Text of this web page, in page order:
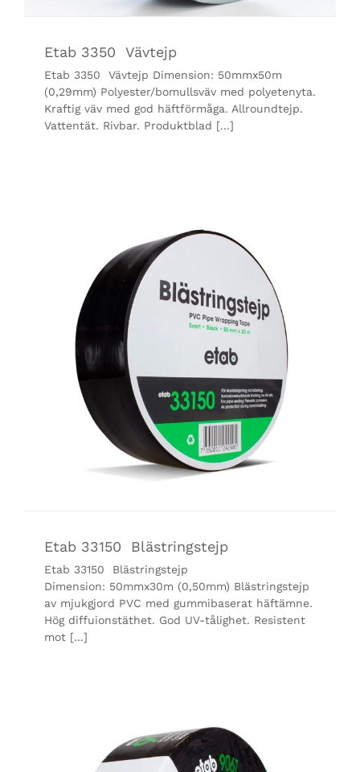
Etab 3350 Vävtejp
Etab 3350 Vävtejp Dimension: 50mmx50m
(0,29mm) Polyester/bomullsväv med polyetenyta.
Kraftig väv med god häftförmåga. Allroundtejp.
Vattentät. Rivbar. Produktblad [...]
Etab 33150 Blästringstejp
Etab 33150 Blästringstejp
Dimension: 50mmx30m (0,50mm) Blästringstejp
av mjukgjord PVC med gummibaserat häftämne.
Hög diffuionstäthet. God UV-tålighet. Resistent
mot [...]